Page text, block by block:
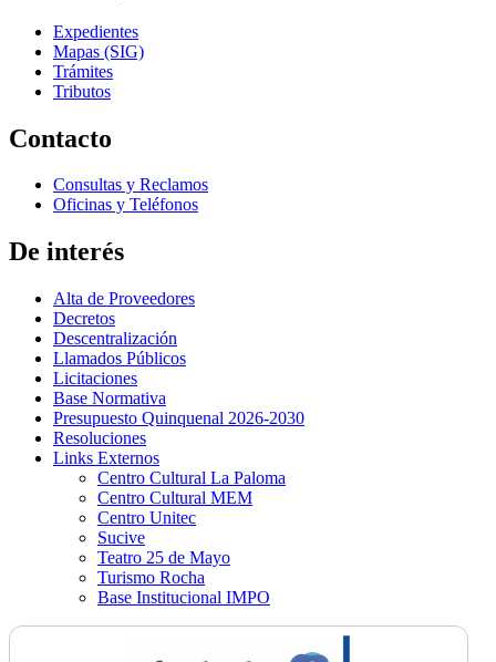
Expedientes
Mapas (SIG)
Trámites
Tributos
Contacto
Consultas y Reclamos
Oficinas y Teléfonos
De interés
Alta de Proveedores
Decretos
Descentralización
Llamados Públicos
Licitaciones
Base Normativa
Presupuesto Quinquenal 2026-2030
Resoluciones
Links Externos
Centro Cultural La Paloma
Centro Cultural MEM
Centro Unitec
Sucive
Teatro 25 de Mayo
Turismo Rocha
Base Institucional IMPO